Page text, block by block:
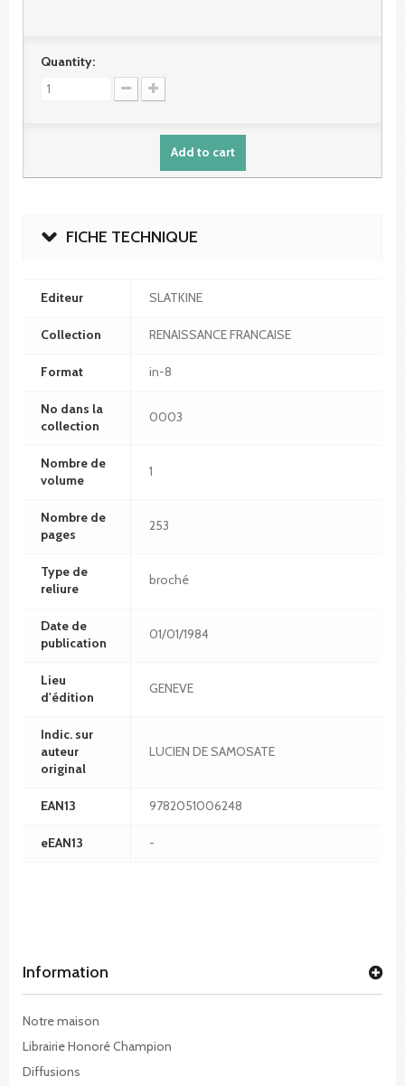
Quantity:
Add to cart
FICHE TECHNIQUE
Editeur SLATKINE
Collection RENAISSANCE FRANCAISE
Format in-8
No dans la
collection
0003
Nombre de
volume
1
Nombre de
pages
253
Type de
reliure
broché
Date de
publication
01/01/1984
Lieu
d'édition
GENEVE
Indic. sur
auteur
original
LUCIEN DE SAMOSATE
EAN13 9782051006248
eEAN13 -
Information
Notre maison
Librairie Honoré Champion
Diffusions